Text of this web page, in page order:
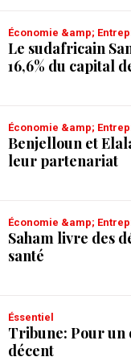
Économie &amp;
Le sudafricain
16,6% du capital
Économie &amp;
Benjelloun et
leur partenariat
Économie &amp;
Saham livre des
santé
Éssentiel
Tribune: Pour un
décent